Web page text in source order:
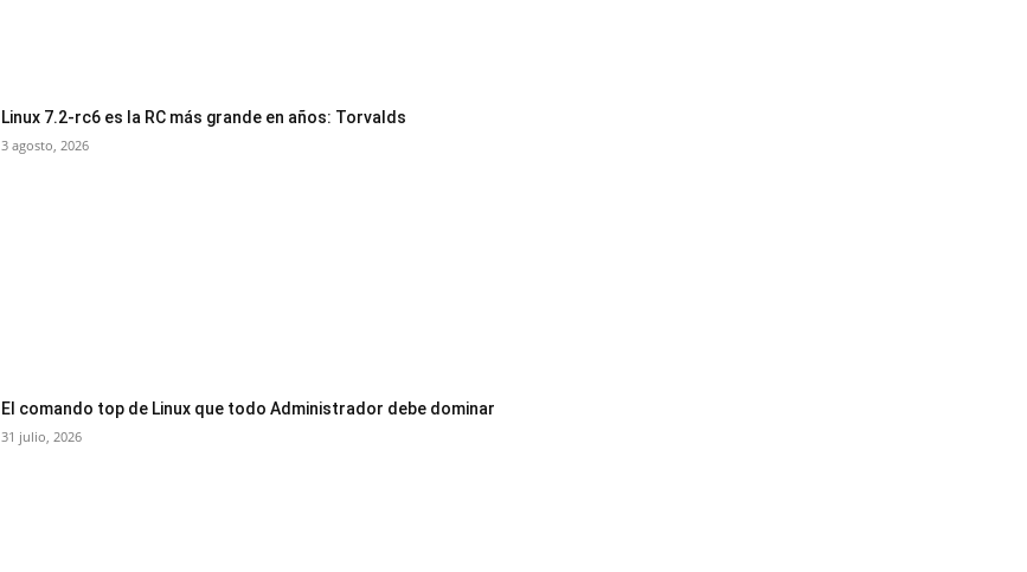
Linux 7.2-rc6 es la RC más grande en años: Torvalds
3 agosto, 2026
El comando top de Linux que todo Administrador debe dominar
31 julio, 2026